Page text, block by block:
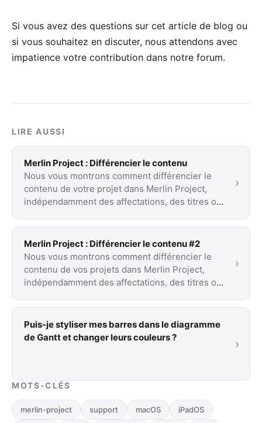
Si vous avez des questions sur cet article de blog ou
si vous souhaitez en discuter, nous attendons avec
impatience votre contribution dans notre forum.
LIRE AUSSI
Merlin Project : Différencier le contenu
Nous vous montrons comment différencier le
contenu de votre projet dans Merlin Project,
indépendamment des affectations, des titres ou
›
Merlin Project : Différencier le contenu #2
Nous vous montrons comment différencier le
contenu de vos projets dans Merlin Project,
indépendamment des affectations, des titres ou
›
Puis-je styliser mes barres dans le diagramme
de Gantt et changer leurs couleurs ?
›
MOTS-CLÉS
merlin-project support macOS iPadOS